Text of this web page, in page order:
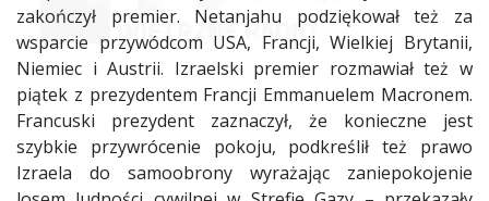
zakończył premier. Netanjahu podziękował też za
wsparcie przywódcom USA, Francji, Wielkiej Brytanii,
Niemiec i Austrii. Izraelski premier rozmawiał też w
piątek z prezydentem Francji Emmanuelem Macronem.
Francuski prezydent zaznaczył, że konieczne jest
szybkie przywrócenie pokoju, podkreślił też prawo
Izraela do samoobrony wyrażając zaniepokojenie